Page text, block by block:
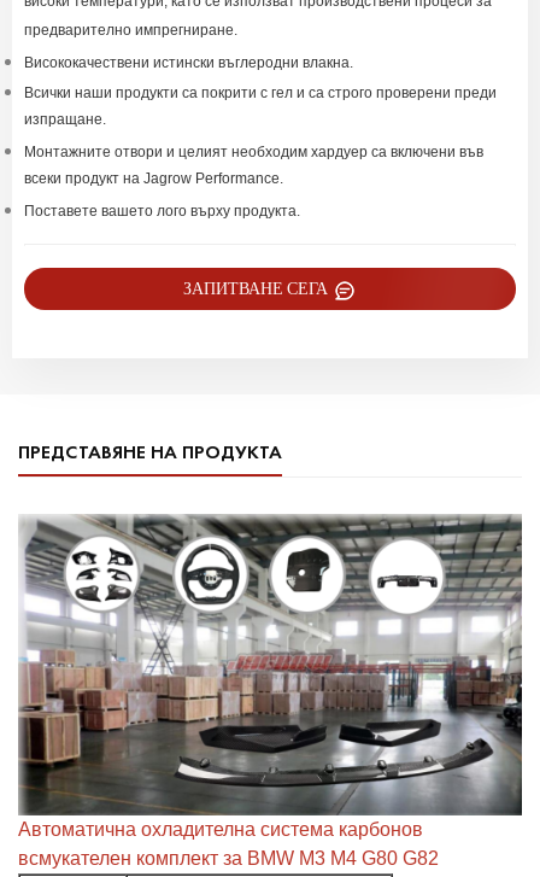
предварително импрегниране.
Висококачествени истински въглеродни влакна.
Всички наши продукти са покрити с гел и са строго проверени преди
изпращане.
Монтажните отвори и целият необходим хардуер са включени във
всеки продукт на Jagrow Performance.
Поставете вашето лого върху продукта.
ЗАПИТВАНЕ СЕГА
ПРЕДСТАВЯНЕ НА ПРОДУКТА
Автоматична охладителна система карбонов
всмукателен комплект за BMW M3 M4 G80 G82